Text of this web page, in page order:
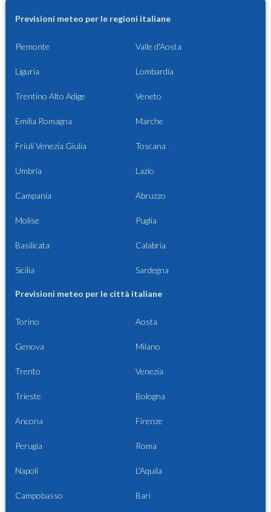
Previsioni meteo per le regioni italiane
Piemonte Valle d'Aosta
Liguria Lombardia
Trentino Alto Adige Veneto
Emilia Romagna Marche
Friuli Venezia Giulia Toscana
Umbria Lazio
Campania Abruzzo
Molise Puglia
Basilicata Calabria
Sicilia Sardegna
Previsioni meteo per le città italiane
Torino Aosta
Genova Milano
Trento Venezia
Trieste Bologna
Ancona Firenze
Perugia Roma
Napoli L'Aquila
Campobasso Bari